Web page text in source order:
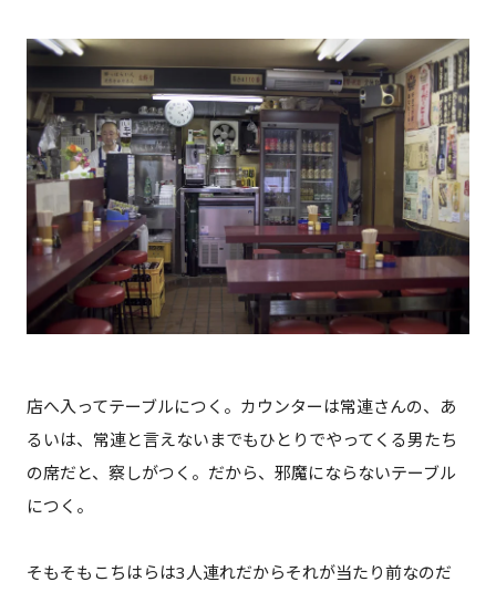
店へ入ってテーブルにつく。カウンターは常連さんの、あ
るいは、常連と言えないまでもひとりでやってくる男たち
の席だと、察しがつく。だから、邪魔にならないテーブル
につく。
そもそもこちはらは3人連れだからそれが当たり前なのだ